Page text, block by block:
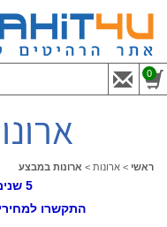
0
ראשי > ארונות > ארונות במבצע
התקשרו